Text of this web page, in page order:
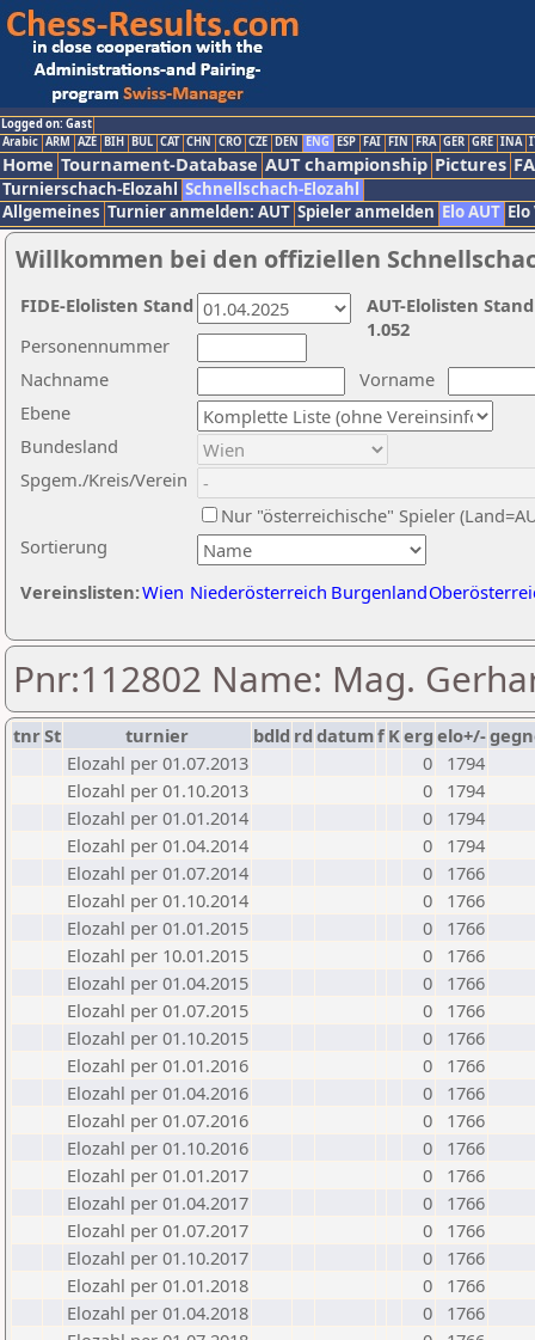
Logged on: Gast
Arabic ARM AZE BIH BUL CAT CHN CRO CZE DEN ENG ESP FAI FIN FRA GER GRE INA
Home Tournament-Database AUT championship Pictures
Turnierschach-Elozahl Schnellschach-Elozahl
Allgemeines Turnier anmelden: AUT Spieler anmelden Elo AUT
Willkommen bei den offiziellen
Nachname
Vorname
Ebene
Sortierung
Personennummer
Bundesland
Spgem./Kreis/Verein
Nur "österreichische" Spieler
Vereinslisten:Wien Niederösterreich Burgenland
AUT-Elolisten
1.052
FIDE-Elolisten Stand
Pnr:112802 Name: Mag.
tnrSt turnier bdld rd datumf Kerg elo+/-
Elozahl per 01.07.2013
0
1794
Elozahl per 01.10.2013
0
1794
Elozahl per 01.01.2014
0
1794
Elozahl per 01.04.2014
0
1794
Elozahl per 01.07.2014
0
1766
Elozahl per 01.10.2014
0
1766
Elozahl per 01.01.2015
0
1766
Elozahl per 10.01.2015
0
1766
Elozahl per 01.04.2015
0
1766
Elozahl per 01.07.2015
0
1766
Elozahl per 01.10.2015
0
1766
Elozahl per 01.01.2016
0
1766
Elozahl per 01.04.2016
0
1766
Elozahl per 01.07.2016
0
1766
Elozahl per 01.10.2016
0
1766
Elozahl per 01.01.2017
0
1766
Elozahl per 01.04.2017
0
1766
Elozahl per 01.07.2017
0
1766
Elozahl per 01.10.2017
0
1766
Elozahl per 01.01.2018
0
1766
Elozahl per 01.04.2018
0
1766